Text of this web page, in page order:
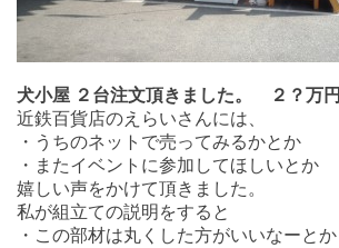
犬小屋 ２台注文頂きました。
２？万円
近鉄百貨店のえらいさんには、
・うちのネットで売ってみるかとか
・またイベントに参加してほしいとか
嬉しい声をかけて頂きました。
私が組立ての説明をすると
・この部材は丸くした方がいいなーとか